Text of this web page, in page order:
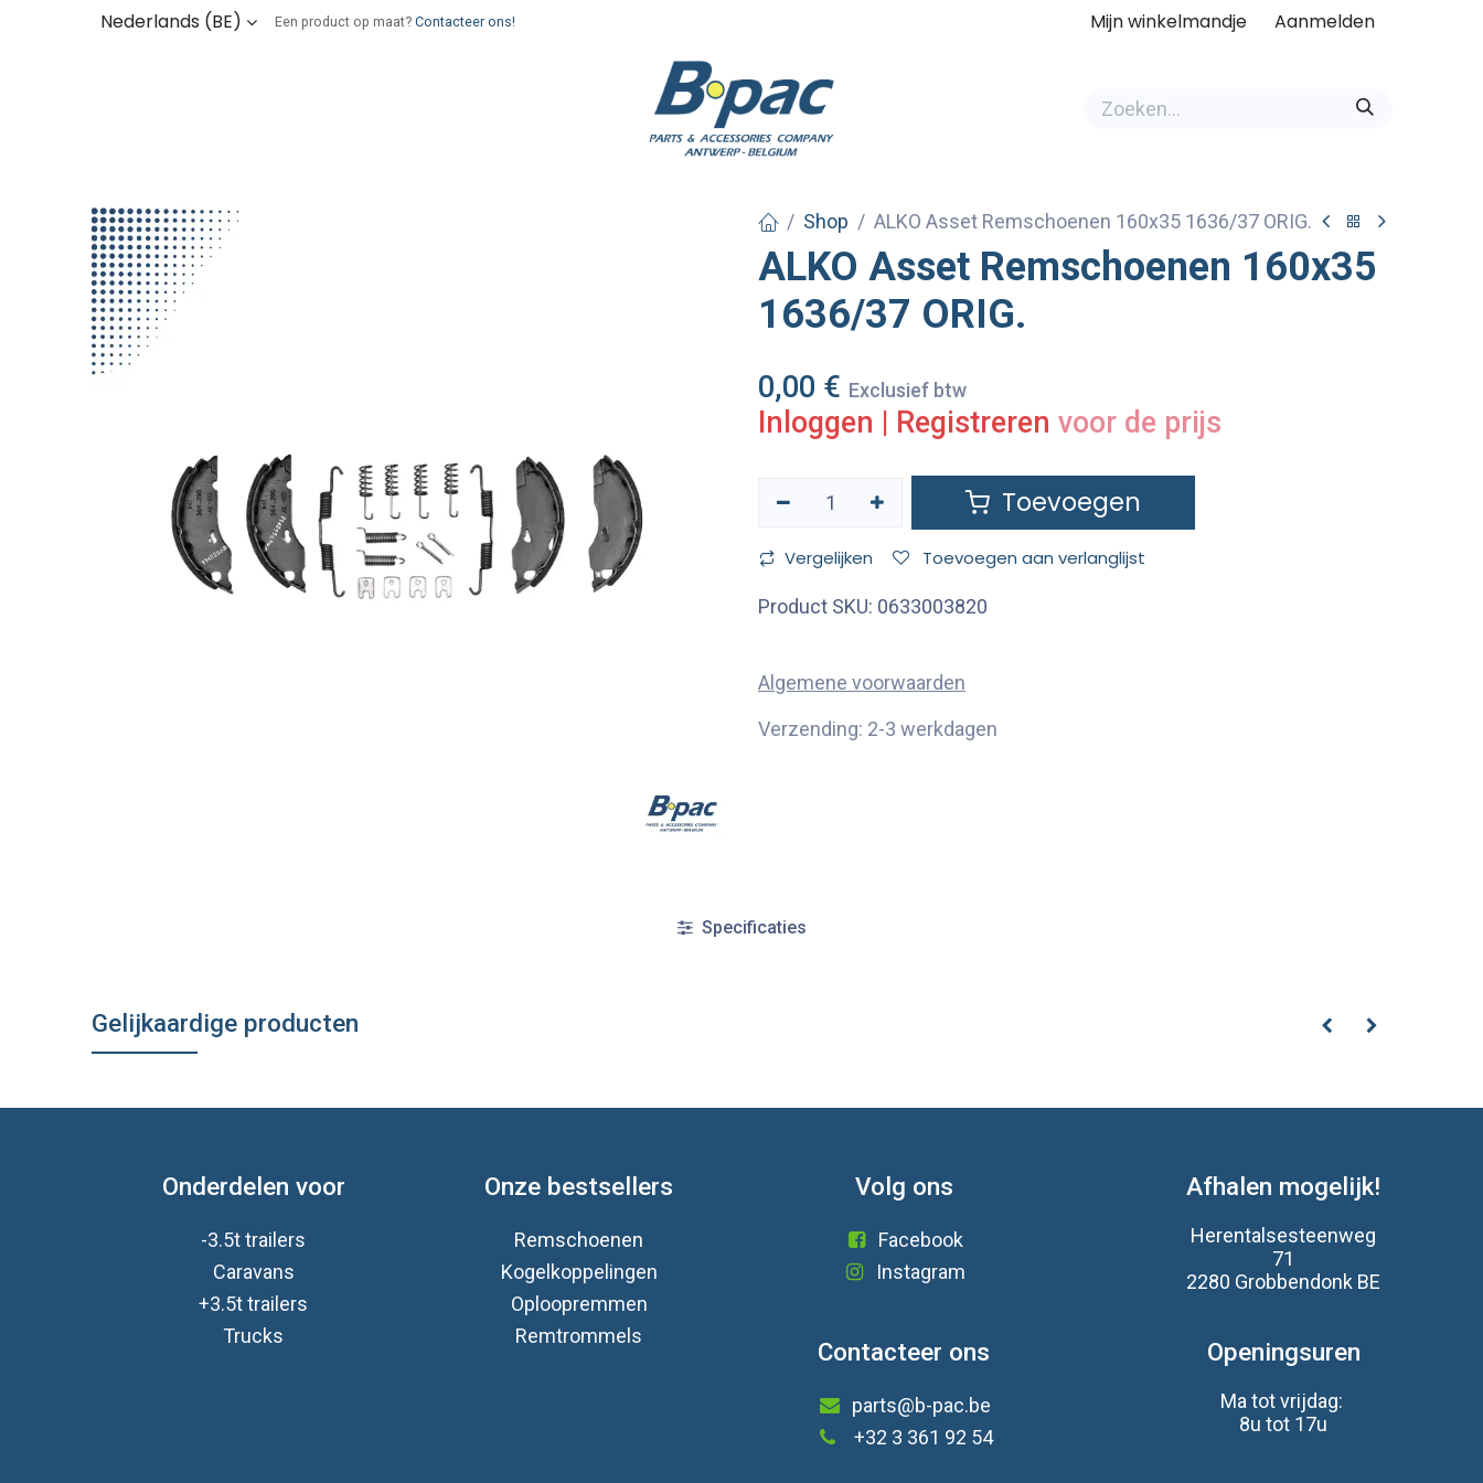
Overslaan naar inhoudNederlands (BE) Een product op maat? Contacteer ons! Mijn winkelmandje Aanmelden
Shop ALKO Asset Remschoenen 160x35 1636/37 ORIG.
ALKO Asset Remschoenen 160x35
1636/37 ORIG.
0,00 € Exclusief btw
Inloggen | Registreren voor de prijs
Toevoegen
Vergelijken Toevoegen aan verlanglijst
Product SKU: 0633003820
Algemene voorwaarden
Verzending: 2-3 werkdagen
Specificaties
Gelijkaardige producten
Afhalen mogelijk!
Herentalsesteenweg
71
2280 Grobbendonk BE
Openingsuren
Ma tot vrijdag:
8u tot 17u
Volg ons
Facebook
Instagram
Contacteer ons
parts@b-pac.be
+32 3 361 92 54
Onderdelen voor
-3.5t trailers
Caravans
+3.5t trailers
Trucks
Onze bestsellers
Remschoenen
Kogelkoppelingen
Oploopremmen
Remtrommels